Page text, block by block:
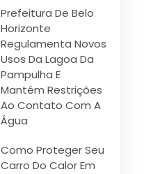
Prefeitura De Belo
Horizonte
Regulamenta Novos
Usos Da Lagoa Da
Pampulha E
Mantém Restrições
Ao Contato Com A
Água
Como Proteger Seu
Carro Do Calor Em